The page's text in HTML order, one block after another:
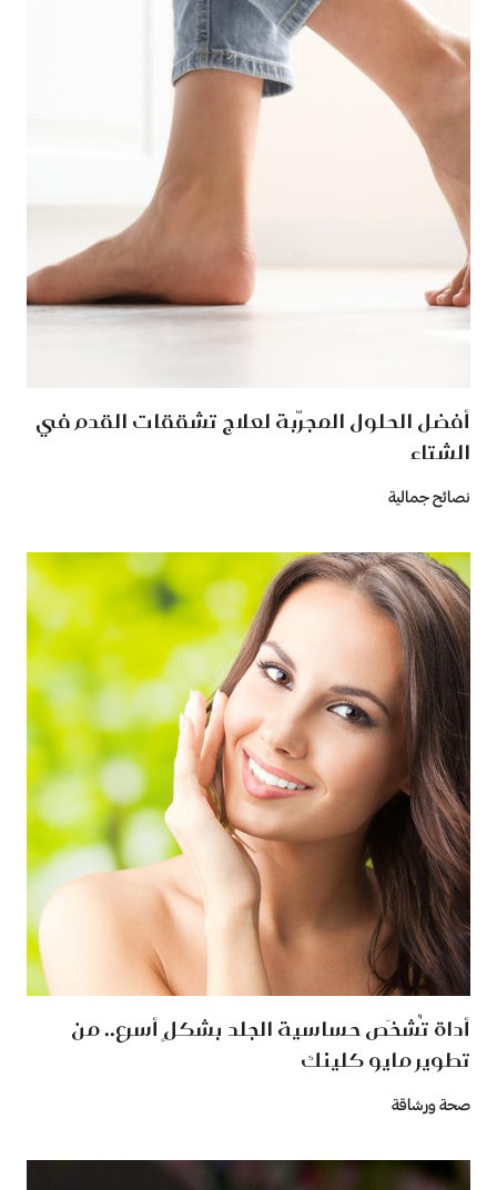
أفضل الحلول المجرّبة لعلاج تشققات القدم في
الشتاء
نصائح جمالية
أداة تُشخَص حساسية الجلد بشكلٍ أسرع.. من
تطوير مايو كلينك
صحة ورشاقة